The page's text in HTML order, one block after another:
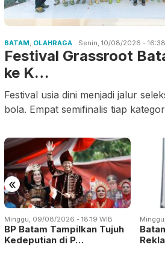
BATAM, OLAHRAGA Senin, 10/08/2026 -
Festival Grassroot
ke K…
Festival usia dini menjadi jalur
bola. Empat semifinalis tiap
«
Minggu, 09/08/2026 - 18:19 WIB
BP Batam Tampilkan Tujuh
Kedeputian di P…